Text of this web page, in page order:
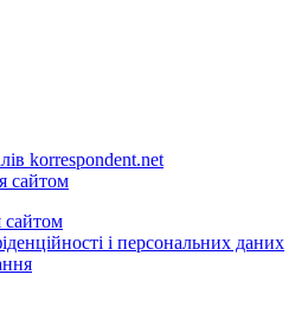
korrespondent.net
сайтом
сайтом
і персональних даних